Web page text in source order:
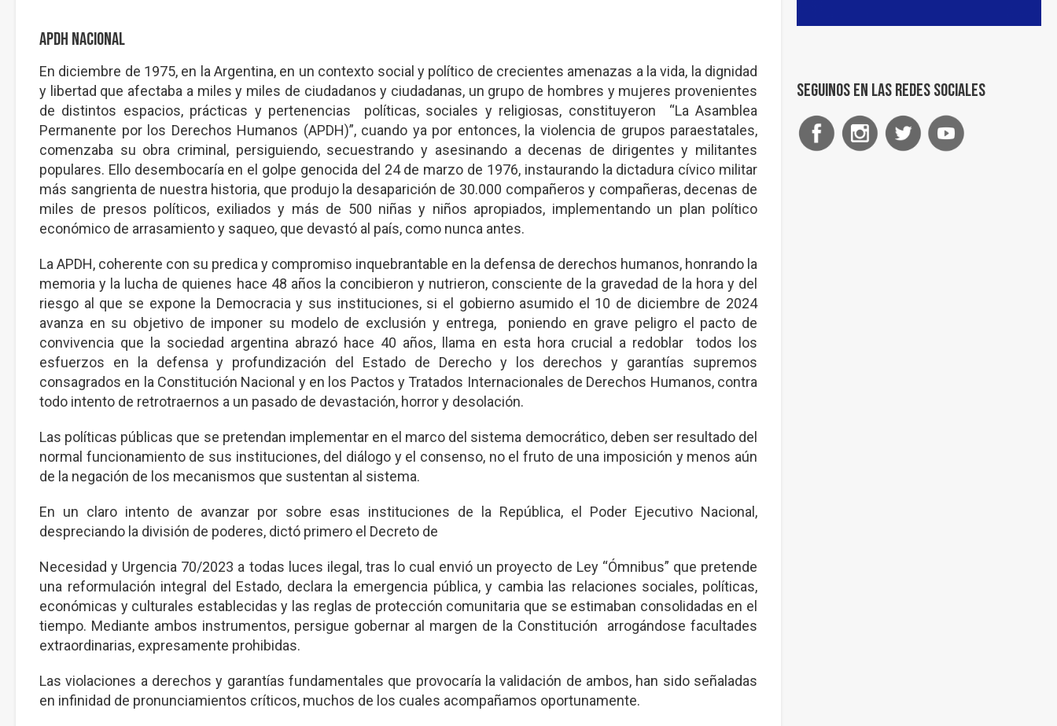
APDH Nacional
En diciembre de 1975, en la Argentina, en un contexto social y político de crecientes amenazas a la vida, la dignidad
y libertad que afectaba a miles y miles de ciudadanos y ciudadanas, un grupo de hombres y mujeres provenientes
de distintos espacios, prácticas y pertenencias políticas, sociales y religiosas, constituyeron “La Asamblea
Permanente por los Derechos Humanos (APDH)”, cuando ya por entonces, la violencia de grupos paraestatales,
comenzaba su obra criminal, persiguiendo, secuestrando y asesinando a decenas de dirigentes y militantes
populares. Ello desembocaría en el golpe genocida del 24 de marzo de 1976, instaurando la dictadura cívico militar
más sangrienta de nuestra historia, que produjo la desaparición de 30.000 compañeros y compañeras, decenas de
miles de presos políticos, exiliados y más de 500 niñas y niños apropiados, implementando un plan político
económico de arrasamiento y saqueo, que devastó al país, como nunca antes.
La APDH, coherente con su predica y compromiso inquebrantable en la defensa de derechos humanos, honrando la
memoria y la lucha de quienes hace 48 años la concibieron y nutrieron, consciente de la gravedad de la hora y del
riesgo al que se expone la Democracia y sus instituciones, si el gobierno asumido el 10 de diciembre de 2024
avanza en su objetivo de imponer su modelo de exclusión y entrega, poniendo en grave peligro el pacto de
convivencia que la sociedad argentina abrazó hace 40 años, llama en esta hora crucial a redoblar todos los
esfuerzos en la defensa y profundización del Estado de Derecho y los derechos y garantías supremos
consagrados en la Constitución Nacional y en los Pactos y Tratados Internacionales de Derechos Humanos, contra
todo intento de retrotraernos a un pasado de devastación, horror y desolación.
Las políticas públicas que se pretendan implementar en el marco del sistema democrático, deben ser resultado del
normal funcionamiento de sus instituciones, del diálogo y el consenso, no el fruto de una imposición y menos aún
de la negación de los mecanismos que sustentan al sistema.
En un claro intento de avanzar por sobre esas instituciones de la República, el Poder Ejecutivo Nacional,
despreciando la división de poderes, dictó primero el Decreto de
Necesidad y Urgencia 70/2023 a todas luces ilegal, tras lo cual envió un proyecto de Ley “Ómnibus” que pretende
una reformulación integral del Estado, declara la emergencia pública, y cambia las relaciones sociales, políticas,
económicas y culturales establecidas y las reglas de protección comunitaria que se estimaban consolidadas en el
tiempo. Mediante ambos instrumentos, persigue gobernar al margen de la Constitución arrogándose facultades
extraordinarias, expresamente prohibidas.
Las violaciones a derechos y garantías fundamentales que provocaría la validación de ambos, han sido señaladas
en infinidad de pronunciamientos críticos, muchos de los cuales acompañamos oportunamente.
Seguinos en las redes sociales